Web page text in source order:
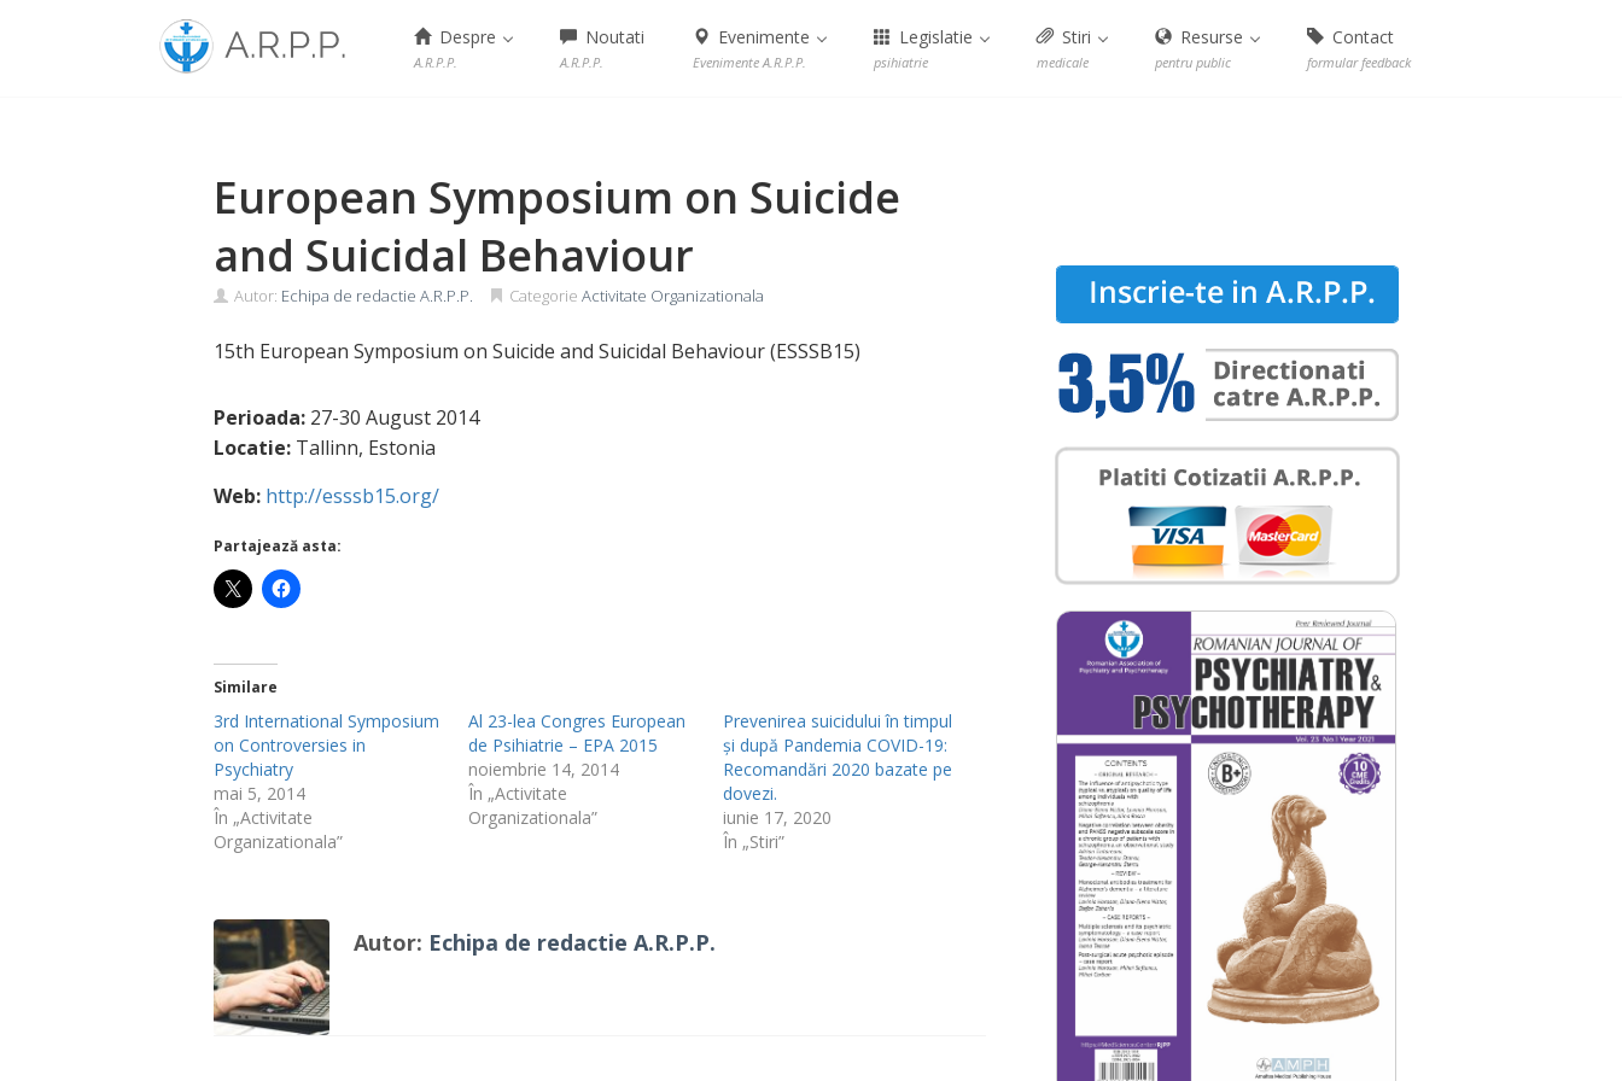
Menu Despre
A.R.P.P.
Noutati
A.R.P.P.
Evenimente
Evenimente A.R.P.P.
Legislatie
psihiatrie
Stiri
medicale
Resurse
pentru public
Contact
formular feedback
European Symposium on Suicide
and Suicidal Behaviour
Autor: Echipa de redactie A.R.P.P. Categorie Activitate Organizationala
15th European Symposium on Suicide and Suicidal Behaviour (ESSSB15)
Perioada: 27-30 August 2014
Locatie: Tallinn, Estonia
Web: http://esssb15.org/
Partajează asta:
Similare
3rd International Symposium
on Controversies in
Psychiatry
mai 5, 2014
În „Activitate
Organizationala”
Al 23-lea Congres European
de Psihiatrie – EPA 2015
noiembrie 14, 2014
În „Activitate
Organizationala”
Prevenirea suicidului în timpul
și după Pandemia COVID-19:
Recomandări 2020 bazate pe
dovezi.
iunie 17, 2020
În „Stiri”
Autor: Echipa de redactie A.R.P.P.